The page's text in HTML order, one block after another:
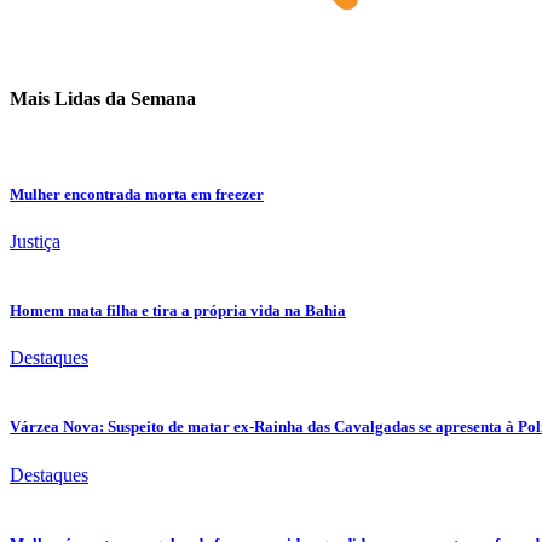
Mais Lidas da Semana
Mulher encontrada morta em freezer
Justiça
Homem mata filha e tira a própria vida na Bahia
Destaques
Várzea Nova: Suspeito de matar ex-Rainha das Cavalgadas se apresenta à
Destaques